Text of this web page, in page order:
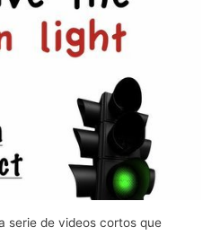
serie de videos cortos que